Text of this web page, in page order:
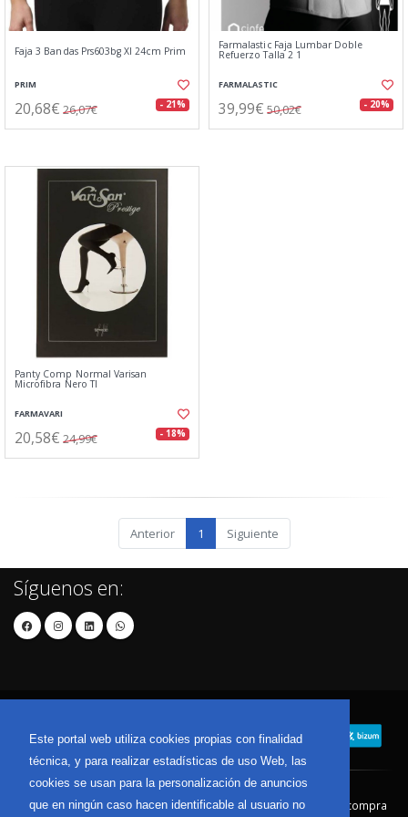
Este portal web utiliza cookies propias con finalidad
técnica, y para realizar estadísticas de uso Web, las
cookies se usan para la personalización de anuncios
que en ningún caso hacen identificable al usuario no
Faja 3 Bandas Prs603bg Xl 24cm Prim
PRIM
20,68€ 26,07€ - 21%
Farmalastic Faja Lumbar Doble
Refuerzo Talla 2 1
FARMALASTIC
39,99€ 50,02€ - 20%
Panty Comp Normal Varisan
Microfibra Nero Tl
FARMAVARI
20,58€ 24,99€ - 18%
Anterior 1 Siguiente
Síguenos en:
Contacto Aviso Legal Condiciones de compra